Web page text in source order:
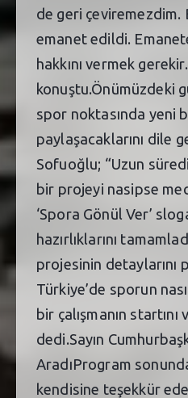
de geri çeviremezdim.
emanet edildi.
hakkını vermek
konuştu.Önümüzdeki
spor noktasında yeni
paylaşacaklarını dile
Sofuoğlu; “Uzun
bir projeyi nasipse
‘Spora Gönül Ver’
hazırlıklarını
projesinin detaylarını
Türkiye’de sporun
bir çalışmanın startını
dedi.Sayın
AradıProgram
kendisine teşekkür